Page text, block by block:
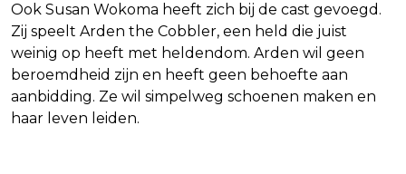
Ook Susan Wokoma heeft zich bij de cast gevoegd.
Zij speelt Arden the Cobbler, een held die juist
weinig op heeft met heldendom. Arden wil geen
beroemdheid zijn en heeft geen behoefte aan
aanbidding. Ze wil simpelweg schoenen maken en
haar leven leiden.